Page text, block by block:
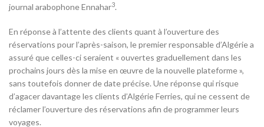
journal arabophone Ennahar3.
En réponse à l’attente des clients quant à l’ouverture des
réservations pour l’après-saison, le premier responsable d’Algérie a
assuré que celles-ci seraient « ouvertes graduellement dans les
prochains jours dès la mise en œuvre de la nouvelle plateforme »,
sans toutefois donner de date précise. Une réponse qui risque
d’agacer davantage les clients d’Algérie Ferries, qui ne cessent de
réclamer l’ouverture des réservations afin de programmer leurs
voyages.